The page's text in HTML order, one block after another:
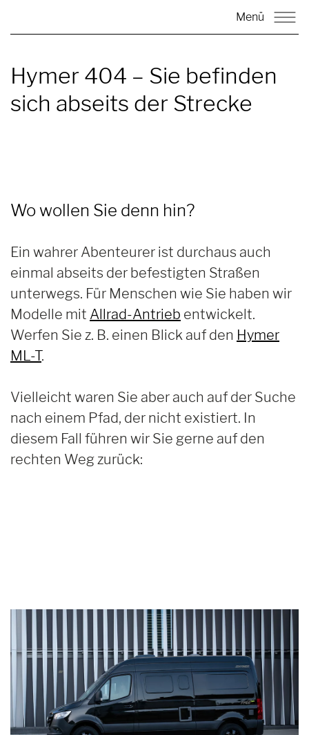
Menü
Hymer 404 – Sie befinden
sich abseits der Strecke
Wo wollen Sie denn hin?
Ein wahrer Abenteurer ist durchaus auch
einmal abseits der befestigten Straßen
unterwegs. Für Menschen wie Sie haben wir
Modelle mit Allrad-Antrieb entwickelt.
Werfen Sie z. B. einen Blick auf den Hymer
ML-T.
Vielleicht waren Sie aber auch auf der Suche
nach einem Pfad, der nicht existiert. In
diesem Fall führen wir Sie gerne auf den
rechten Weg zurück: